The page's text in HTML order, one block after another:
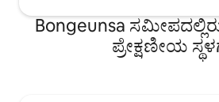
Bongeunsa
ಪ್ರೇಕ್ಷಣೀಯ